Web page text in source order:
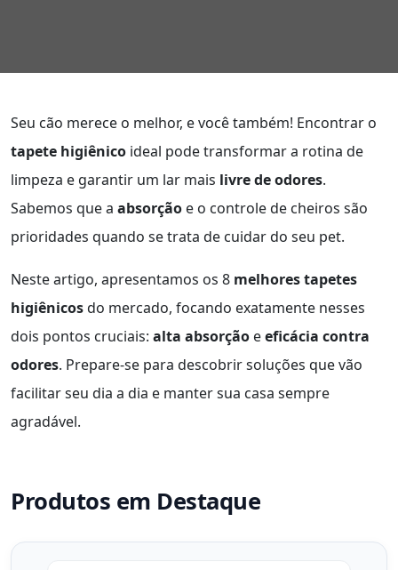
Seu cão merece o melhor, e você também! Encontrar o
tapete higiênico ideal pode transformar a rotina de
limpeza e garantir um lar mais livre de odores.
Sabemos que a absorção e o controle de cheiros são
prioridades quando se trata de cuidar do seu pet.
Neste artigo, apresentamos os 8 melhores tapetes
higiênicosdo mercado, focando exatamente nesses
dois pontos cruciais: alta absorção eeficácia contra
odores. Prepare-se para descobrir soluções que vão
facilitar seu dia a dia e manter sua casa sempre
agradável.
Produtos em Destaque